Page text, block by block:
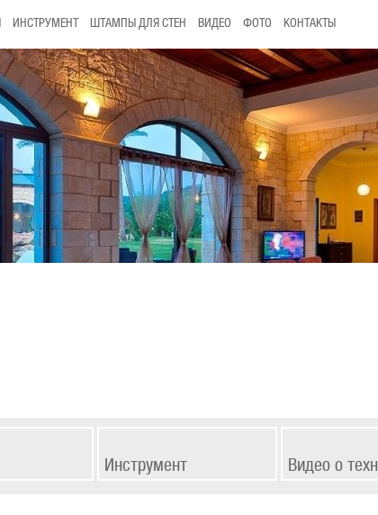
ИНСТРУМЕНТ ШТАМПЫ ДЛЯ СТЕН ВИДЕО ФОТО КОНТАКТЫ
Инструмент Видео о